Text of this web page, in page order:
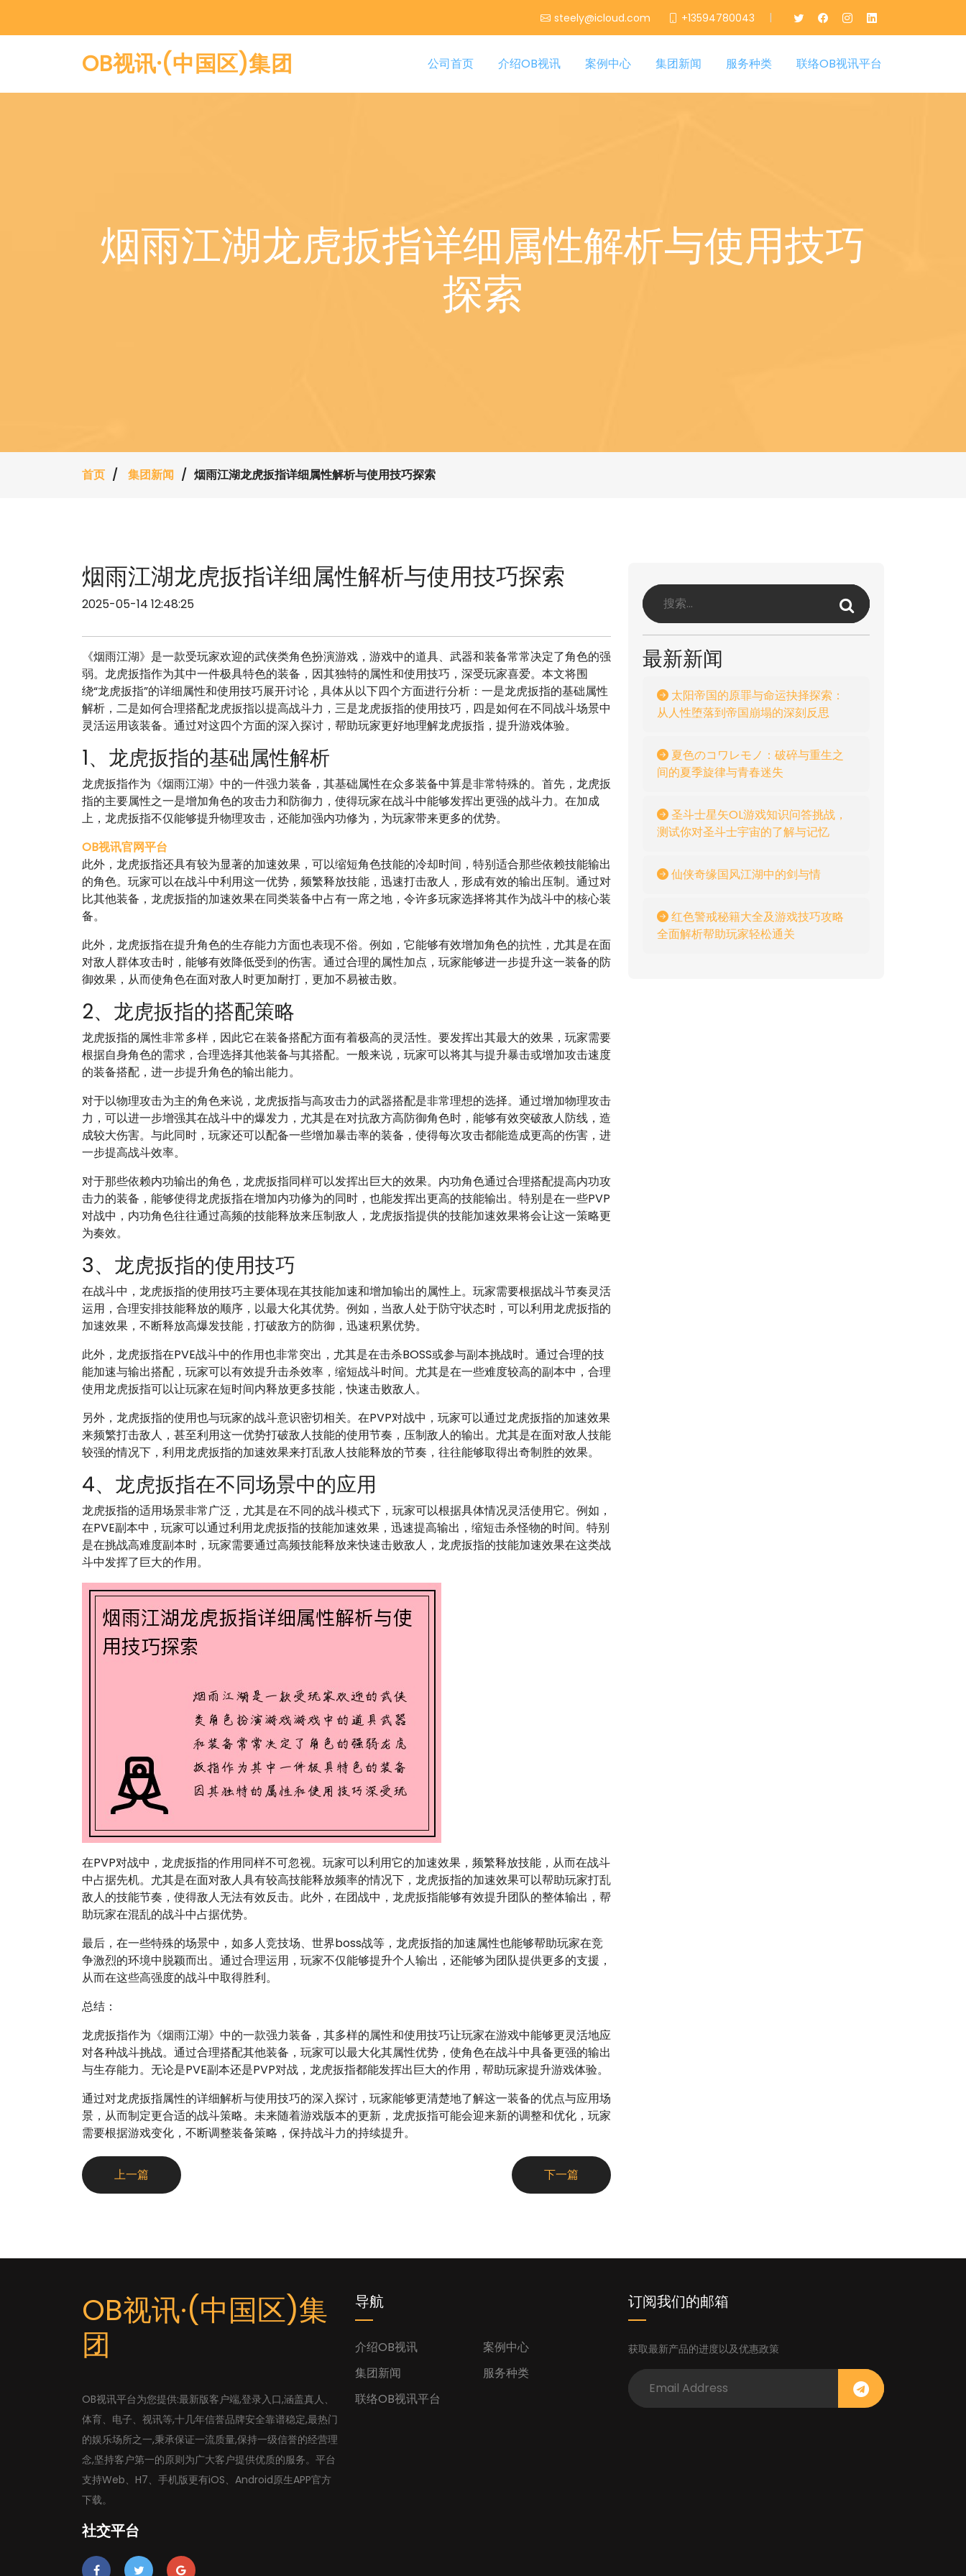
steely@icloud.com +13594780043 |
OB视讯·(中国区)集团 公司首页 介绍OB视讯 案例中心 集团新闻 服务种类 联络OB视讯平台
烟雨江湖龙虎扳指详细属性解析与使用技巧
探索
首页 集团新闻 烟雨江湖龙虎扳指详细属性解析与使用技巧探索
烟雨江湖龙虎扳指详细属性解析与使用技巧探索
2025-05-14 12:48:25
《烟雨江湖》是一款受玩家欢迎的武侠类角色扮演游戏，游戏中的道具、武器和装备常常决定了角色的强
弱。龙虎扳指作为其中一件极具特色的装备，因其独特的属性和使用技巧，深受玩家喜爱。本文将围
绕“龙虎扳指”的详细属性和使用技巧展开讨论，具体从以下四个方面进行分析：一是龙虎扳指的基础属性
解析，二是如何合理搭配龙虎扳指以提高战斗力，三是龙虎扳指的使用技巧，四是如何在不同战斗场景中
灵活运用该装备。通过对这四个方面的深入探讨，帮助玩家更好地理解龙虎扳指，提升游戏体验。
1、龙虎扳指的基础属性解析
龙虎扳指作为《烟雨江湖》中的一件强力装备，其基础属性在众多装备中算是非常特殊的。首先，龙虎扳
指的主要属性之一是增加角色的攻击力和防御力，使得玩家在战斗中能够发挥出更强的战斗力。在加成
上，龙虎扳指不仅能够提升物理攻击，还能加强内功修为，为玩家带来更多的优势。
OB视讯官网平台
此外，龙虎扳指还具有较为显著的加速效果，可以缩短角色技能的冷却时间，特别适合那些依赖技能输出
的角色。玩家可以在战斗中利用这一优势，频繁释放技能，迅速打击敌人，形成有效的输出压制。通过对
比其他装备，龙虎扳指的加速效果在同类装备中占有一席之地，令许多玩家选择将其作为战斗中的核心装
备。
此外，龙虎扳指在提升角色的生存能力方面也表现不俗。例如，它能够有效增加角色的抗性，尤其是在面
对敌人群体攻击时，能够有效降低受到的伤害。通过合理的属性加点，玩家能够进一步提升这一装备的防
御效果，从而使角色在面对敌人时更加耐打，更加不易被击败。
2、龙虎扳指的搭配策略
龙虎扳指的属性非常多样，因此它在装备搭配方面有着极高的灵活性。要发挥出其最大的效果，玩家需要
根据自身角色的需求，合理选择其他装备与其搭配。一般来说，玩家可以将其与提升暴击或增加攻击速度
的装备搭配，进一步提升角色的输出能力。
对于以物理攻击为主的角色来说，龙虎扳指与高攻击力的武器搭配是非常理想的选择。通过增加物理攻击
力，可以进一步增强其在战斗中的爆发力，尤其是在对抗敌方高防御角色时，能够有效突破敌人防线，造
成较大伤害。与此同时，玩家还可以配备一些增加暴击率的装备，使得每次攻击都能造成更高的伤害，进
一步提高战斗效率。
对于那些依赖内功输出的角色，龙虎扳指同样可以发挥出巨大的效果。内功角色通过合理搭配提高内功攻
击力的装备，能够使得龙虎扳指在增加内功修为的同时，也能发挥出更高的技能输出。特别是在一些PVP
对战中，内功角色往往通过高频的技能释放来压制敌人，龙虎扳指提供的技能加速效果将会让这一策略更
为奏效。
3、龙虎扳指的使用技巧
在战斗中，龙虎扳指的使用技巧主要体现在其技能加速和增加输出的属性上。玩家需要根据战斗节奏灵活
运用，合理安排技能释放的顺序，以最大化其优势。例如，当敌人处于防守状态时，可以利用龙虎扳指的
加速效果，不断释放高爆发技能，打破敌方的防御，迅速积累优势。
此外，龙虎扳指在PVE战斗中的作用也非常突出，尤其是在击杀BOSS或参与副本挑战时。通过合理的技
能加速与输出搭配，玩家可以有效提升击杀效率，缩短战斗时间。尤其是在一些难度较高的副本中，合理
使用龙虎扳指可以让玩家在短时间内释放更多技能，快速击败敌人。
另外，龙虎扳指的使用也与玩家的战斗意识密切相关。在PVP对战中，玩家可以通过龙虎扳指的加速效果
来频繁打击敌人，甚至利用这一优势打破敌人技能的使用节奏，压制敌人的输出。尤其是在面对敌人技能
较强的情况下，利用龙虎扳指的加速效果来打乱敌人技能释放的节奏，往往能够取得出奇制胜的效果。
4、龙虎扳指在不同场景中的应用
龙虎扳指的适用场景非常广泛，尤其是在不同的战斗模式下，玩家可以根据具体情况灵活使用它。例如，
在PVE副本中，玩家可以通过利用龙虎扳指的技能加速效果，迅速提高输出，缩短击杀怪物的时间。特别
是在挑战高难度副本时，玩家需要通过高频技能释放来快速击败敌人，龙虎扳指的技能加速效果在这类战
斗中发挥了巨大的作用。
在PVP对战中，龙虎扳指的作用同样不可忽视。玩家可以利用它的加速效果，频繁释放技能，从而在战斗
中占据先机。尤其是在面对敌人具有较高技能释放频率的情况下，龙虎扳指的加速效果可以帮助玩家打乱
敌人的技能节奏，使得敌人无法有效反击。此外，在团战中，龙虎扳指能够有效提升团队的整体输出，帮
助玩家在混乱的战斗中占据优势。
最后，在一些特殊的场景中，如多人竞技场、世界boss战等，龙虎扳指的加速属性也能够帮助玩家在竞
争激烈的环境中脱颖而出。通过合理运用，玩家不仅能够提升个人输出，还能够为团队提供更多的支援，
从而在这些高强度的战斗中取得胜利。
总结：
龙虎扳指作为《烟雨江湖》中的一款强力装备，其多样的属性和使用技巧让玩家在游戏中能够更灵活地应
对各种战斗挑战。通过合理搭配其他装备，玩家可以最大化其属性优势，使角色在战斗中具备更强的输出
与生存能力。无论是PVE副本还是PVP对战，龙虎扳指都能发挥出巨大的作用，帮助玩家提升游戏体验。
通过对龙虎扳指属性的详细解析与使用技巧的深入探讨，玩家能够更清楚地了解这一装备的优点与应用场
景，从而制定更合适的战斗策略。未来随着游戏版本的更新，龙虎扳指可能会迎来新的调整和优化，玩家
需要根据游戏变化，不断调整装备策略，保持战斗力的持续提升。
上一篇 下一篇
最新新闻
太阳帝国的原罪与命运抉择探索：
从人性堕落到帝国崩塌的深刻反思
夏色のコワレモノ：破碎与重生之
间的夏季旋律与青春迷失
圣斗士星矢OL游戏知识问答挑战，
测试你对圣斗士宇宙的了解与记忆
仙侠奇缘国风江湖中的剑与情
红色警戒秘籍大全及游戏技巧攻略
全面解析帮助玩家轻松通关
OB视讯·(中国区)集
团
OB视讯平台为您提供:最新版客户端,登录入口,涵盖真人、
体育、电子、视讯等,十几年信誉品牌安全靠谱稳定,最热门
的娱乐场所之一,秉承保证一流质量,保持一级信誉的经营理
念,坚持客户第一的原则为广大客户提供优质的服务。平台
支持Web、H7、手机版更有iOS、Android原生APP官方
下载。
社交平台
导航
介绍OB视讯
案例中心
集团新闻
服务种类
联络OB视讯平台
订阅我们的邮箱
获取最新产品的进度以及优惠政策